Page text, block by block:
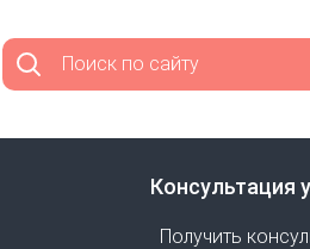
Поиск по сайту
Консультация
Получить